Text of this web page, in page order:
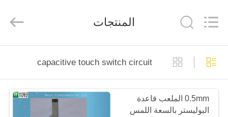
الصفحة
الرئيسية
منتجات
Electronics
Co.,Ltd.
المنتجات
capacitive touch switch circuit
0.5mm الملعب قاعدة
البوليستر بالسعة اللمس